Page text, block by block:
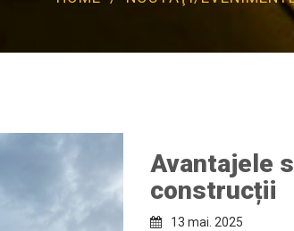
*Testare
Reconstituire
Listare, copiere,
Avantajele
construcții
13 mai. 2025